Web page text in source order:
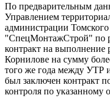
По предварительным
Управлением
администрации
"СпецМонтажСтрой" по
контракт на выполнение
Корнилове на сумму
того же года между УТР
был заключен контракт
контроля по указанному